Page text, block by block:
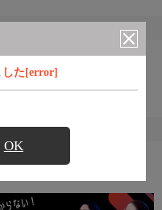
した[error]
OK